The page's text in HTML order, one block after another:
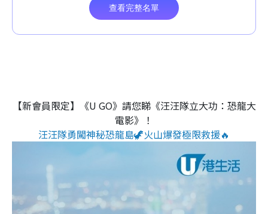
【新會員限定】《U GO》請您睇《汪汪隊立大功：恐龍大
電影》！
汪汪隊勇闖神秘恐龍島🦖火山爆發極限救援🔥